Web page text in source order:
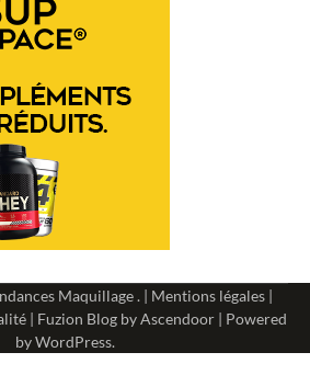
Maquillage. | Mentions légales|
| Fuzion Blog byAscendoor | Powered
byWordPress.